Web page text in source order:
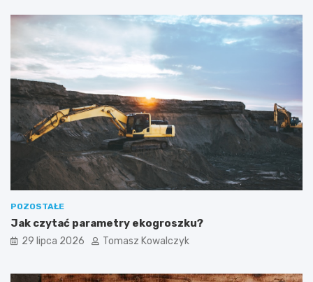
POZOSTAŁE
Jak czytać parametry ekogroszku?
29 lipca 2026 Tomasz Kowalczyk